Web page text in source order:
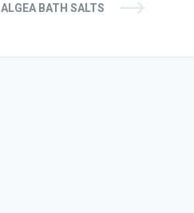
ALGEA BATH SALTS